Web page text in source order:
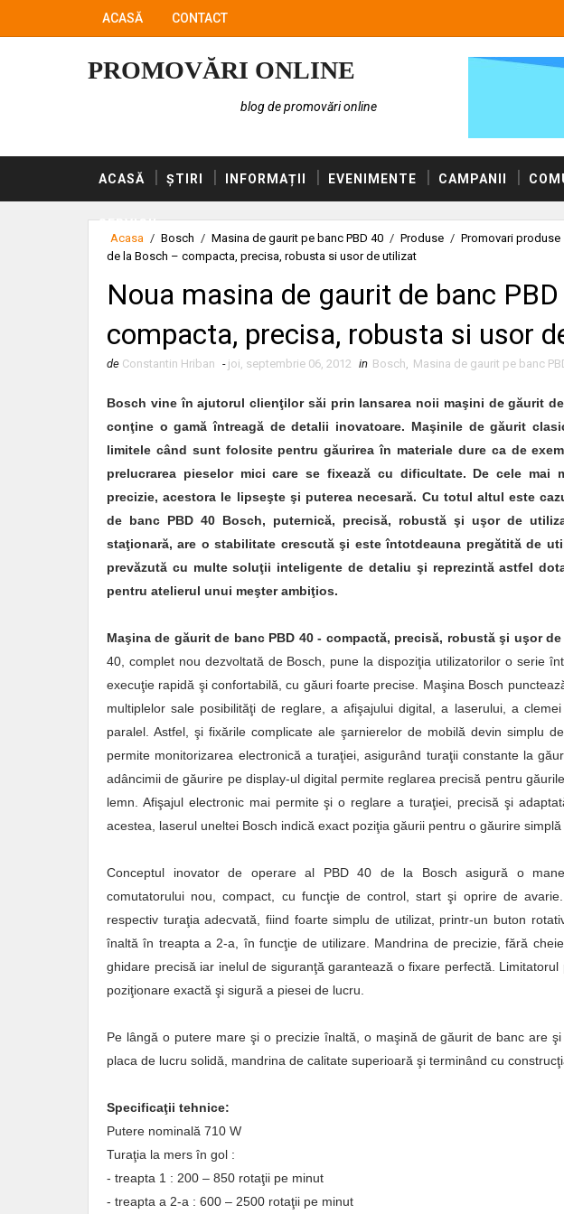
ACASĂ CONTACT
PROMOVĂRI ONLINE
blog de promovări online
ACASĂ ȘTIRI INFORMAȚII EVENIMENTE CAMPANII
SERVICII
Acasa / Bosch / Masina de gaurit pe banc PBD 40 / Produse / Promovari produse
de la Bosch – compacta, precisa, robusta si usor de utilizat
Noua masina de gaurit de banc
compacta, precisa, robusta si usor
de Constantin Hriban - joi, septembrie 06, 2012 in Bosch, Masina de gaurit pe banc
Bosch vine în ajutorul clienţilor săi prin lansarea noii maşini de găurit de
conţine o gamă întreagă de detalii inovatoare. Maşinile de găurit
limitele când sunt folosite pentru găurirea în materiale dure ca de
prelucrarea pieselor mici care se fixează cu dificultate. De cele mai
precizie, acestora le lipseşte şi puterea necesară. Cu totul altul este
de banc PBD 40 Bosch, puternică, precisă, robustă şi uşor de
staţionară, are o stabilitate crescută şi este întotdeauna pregătită de
prevăzută cu multe soluţii inteligente de detaliu şi reprezintă astfel
pentru atelierul unui meşter ambiţios.
Maşina de găurit de banc PBD 40 - compactă, precisă, robustă şi uşor
40, complet nou dezvoltată de Bosch, pune la dispoziţia utilizatorilor o serie
execuţie rapidă şi confortabilă, cu găuri foarte precise. Maşina Bosch
multiplelor sale posibilităţi de reglare, a afişajului digital, a laserului, a
paralel. Astfel, şi fixările complicate ale şarnierelor de mobilă devin simplu de
permite monitorizarea electronică a turaţiei, asigurând turaţii constante la
adâncimii de găurire pe display-ul digital permite reglarea precisă pentru
lemn. Afişajul electronic mai permite şi o reglare a turaţiei, precisă şi
acestea, laserul uneltei Bosch indică exact poziţia găurii pentru o găurire simplă
Conceptul inovator de operare al PBD 40 de la Bosch asigură o
comutatorului nou, compact, cu funcţie de control, start şi oprire de
respectiv turaţia adecvată, fiind foarte simplu de utilizat, printr-un buton
înaltă în treapta a 2-a, în funcţie de utilizare. Mandrina de precizie, fără
ghidare precisă iar inelul de siguranţă garantează o fixare perfectă.
poziţionare exactă şi sigură a piesei de lucru.
Pe lângă o putere mare şi o precizie înaltă, o maşină de găurit de banc are
placa de lucru solidă, mandrina de calitate superioară şi terminând cu
Specificaţii tehnice:
Putere nominală 710 W
Turaţia la mers în gol :
- treapta 1 : 200 – 850 rotaţii pe minut
- treapta a 2-a : 600 – 2500 rotaţii pe minut